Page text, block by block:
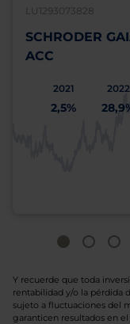
LU1293073828
SCHRODER
ACC
2021
2,5%
2022
Y recuerde que toda
rentabilidad y/o la pérdida
sujeto a fluctuaciones del
garanticen resultados en